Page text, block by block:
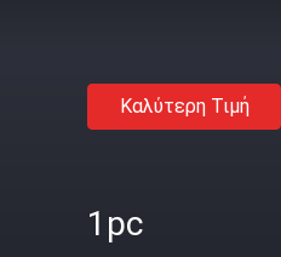
Καλύτερη Τιμή
1pc